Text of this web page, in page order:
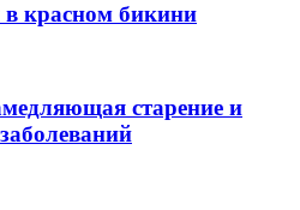
в красном бикини
старение и